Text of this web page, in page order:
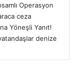
Operasyon
ceza
Yöneşli Yanıt!
denize